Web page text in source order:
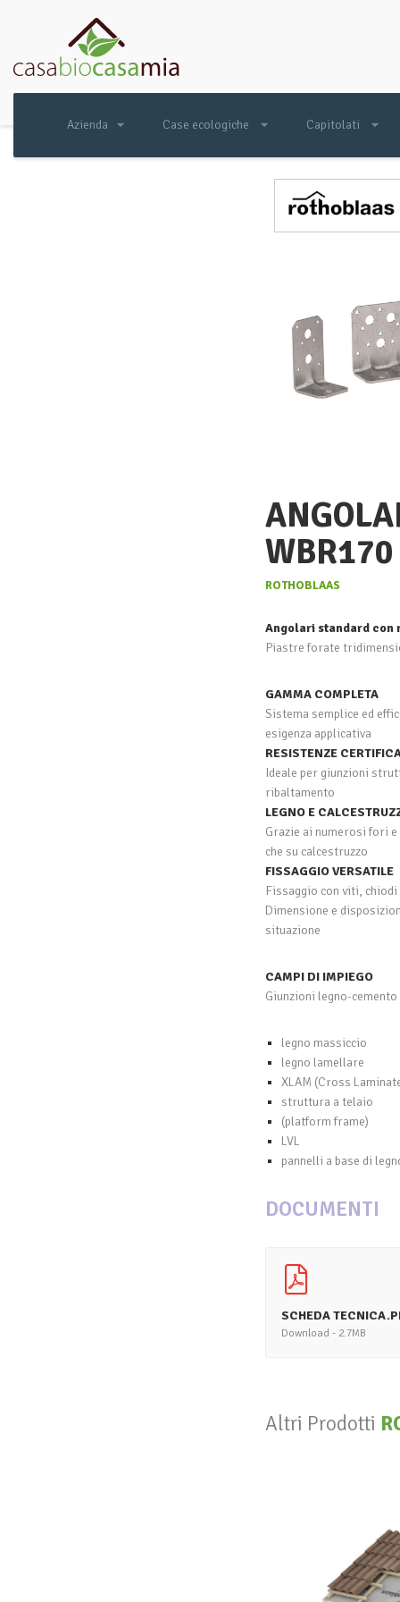
Azienda Case ecologiche Capitolati
WBR170
ROTHOBLAAS
Angolari standard con
Piastre forate
GAMMA COMPLETA
Sistema semplice ed
esigenza applicativa
RESISTENZE
Ideale per giunzioni
ribaltamento
LEGNO E
Grazie ai numerosi fori
che su calcestruzzo
FISSAGGIO VERSATILE
Fissaggio con viti,
Dimensione e
situazione
CAMPI DI IMPIEGO
Giunzioni legno-
legno massiccio
legno lamellare
XLAM (Cross
struttura a telaio
(platform frame)
LVL
pannelli a base di
DOCUMENTI
SCHEDA
Download - 2.7MB
Altri Prodotti